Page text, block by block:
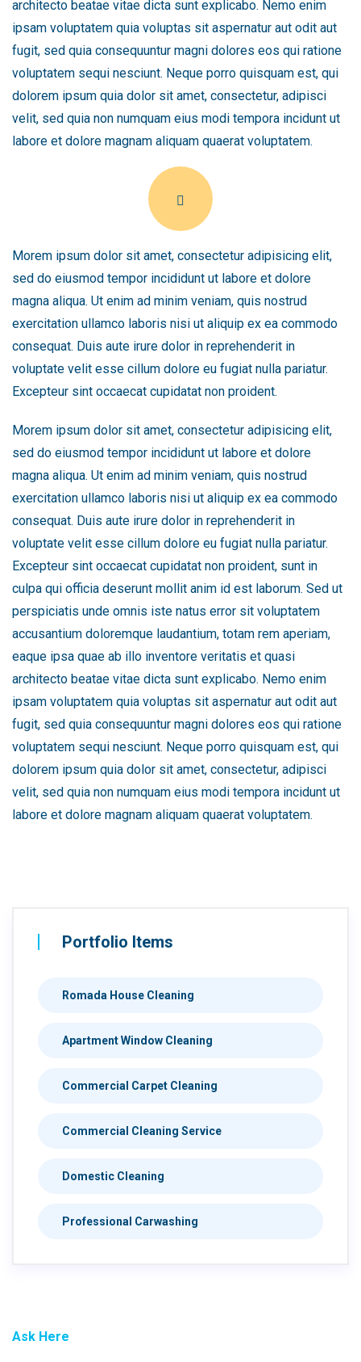
architecto beatae vitae dicta sunt explicabo. Nemo enim
ipsam voluptatem quia voluptas sit aspernatur aut odit aut
fugit, sed quia consequuntur magni dolores eos qui ratione
voluptatem sequi nesciunt. Neque porro quisquam est, qui
dolorem ipsum quia dolor sit amet, consectetur, adipisci
velit, sed quia non numquam eius modi tempora incidunt ut
labore et dolore magnam aliquam quaerat voluptatem.
Morem ipsum dolor sit amet, consectetur adipisicing elit,
sed do eiusmod tempor incididunt ut labore et dolore
magna aliqua. Ut enim ad minim veniam, quis nostrud
exercitation ullamco laboris nisi ut aliquip ex ea commodo
consequat. Duis aute irure dolor in reprehenderit in
voluptate velit esse cillum dolore eu fugiat nulla pariatur.
Excepteur sint occaecat cupidatat non proident.
Morem ipsum dolor sit amet, consectetur adipisicing elit,
sed do eiusmod tempor incididunt ut labore et dolore
magna aliqua. Ut enim ad minim veniam, quis nostrud
exercitation ullamco laboris nisi ut aliquip ex ea commodo
consequat. Duis aute irure dolor in reprehenderit in
voluptate velit esse cillum dolore eu fugiat nulla pariatur.
Excepteur sint occaecat cupidatat non proident, sunt in
culpa qui officia deserunt mollit anim id est laborum. Sed ut
perspiciatis unde omnis iste natus error sit voluptatem
accusantium doloremque laudantium, totam rem aperiam,
eaque ipsa quae ab illo inventore veritatis et quasi
architecto beatae vitae dicta sunt explicabo. Nemo enim
ipsam voluptatem quia voluptas sit aspernatur aut odit aut
fugit, sed quia consequuntur magni dolores eos qui ratione
voluptatem sequi nesciunt. Neque porro quisquam est, qui
dolorem ipsum quia dolor sit amet, consectetur, adipisci
velit, sed quia non numquam eius modi tempora incidunt ut
labore et dolore magnam aliquam quaerat voluptatem.
Portfolio Items
Romada House Cleaning
Apartment Window Cleaning
Commercial Carpet Cleaning
Commercial Cleaning Service
Domestic Cleaning
Professional Carwashing
Ask Here